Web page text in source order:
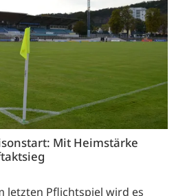
Mit Heimstärke
letzten Pflichtspiel wird es